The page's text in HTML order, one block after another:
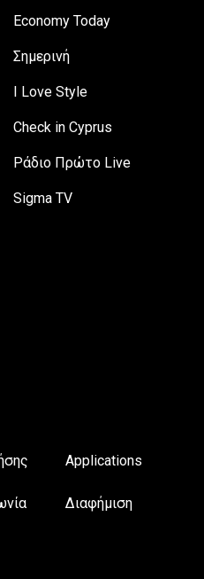
Economy Today
Σημερινή
I Love Style
Check in Cyprus
Ράδιο Πρώτο Live
Sigma TV
Applications
Διαφήμιση